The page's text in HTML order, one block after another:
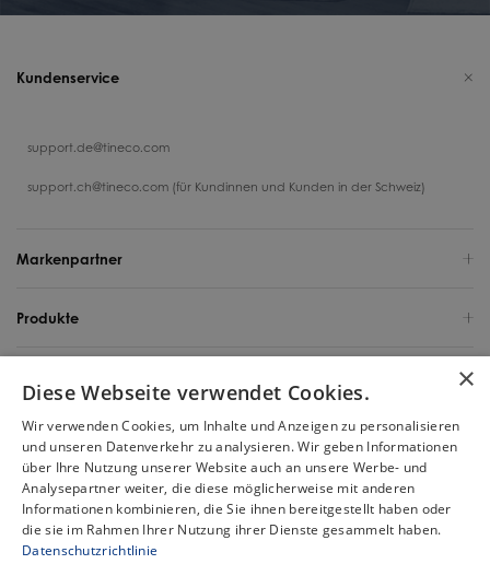
Kundenservice
support.de@tineco.com
support.ch@tineco.com (für Kundinnen und Kunden in der Schweiz)
Markenpartner
Produkte
Über uns
Deutschland / Deutsch
Urheberrecht 2025 Tineco Intelligent Germany GmbH. Alle Rechte
vorbehalten.
×
Diese Webseite verwendet Cookies.
Wir verwenden Cookies, um Inhalte und Anzeigen zu personalisieren
und unseren Datenverkehr zu analysieren. Wir geben Informationen
über Ihre Nutzung unserer Website auch an unsere Werbe- und
Analysepartner weiter, die diese möglicherweise mit anderen
Informationen kombinieren, die Sie ihnen bereitgestellt haben oder
die sie im Rahmen Ihrer Nutzung ihrer Dienste gesammelt haben.
Datenschutzrichtlinie